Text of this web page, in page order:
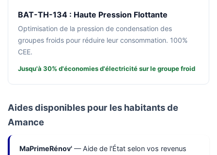
BAT-TH-134 : Haute Pression Flottante
Optimisation de la pression de condensation des
groupes froids pour réduire leur consommation. 100%
CEE.
Jusqu'à 30% d'économies d'électricité sur le groupe froid
Aides disponibles pour les habitants de
Amance
MaPrimeRénov' — Aide de l'État selon vos revenus